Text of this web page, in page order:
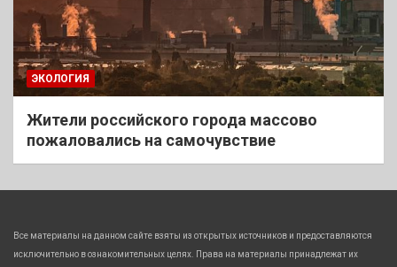
ЭКОЛОГИЯ
Жители российского города массово
пожаловались на самочувствие
Все материалы на данном сайте взяты из открытых источников и предоставляются
исключительно в ознакомительных целях. Права на материалы принадлежат их